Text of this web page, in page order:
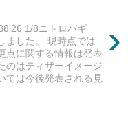
›
1/8ニトロバギ
ました。 現時点では
点に関する情報は発表
のはティザーイメージ
ては今後発表される見